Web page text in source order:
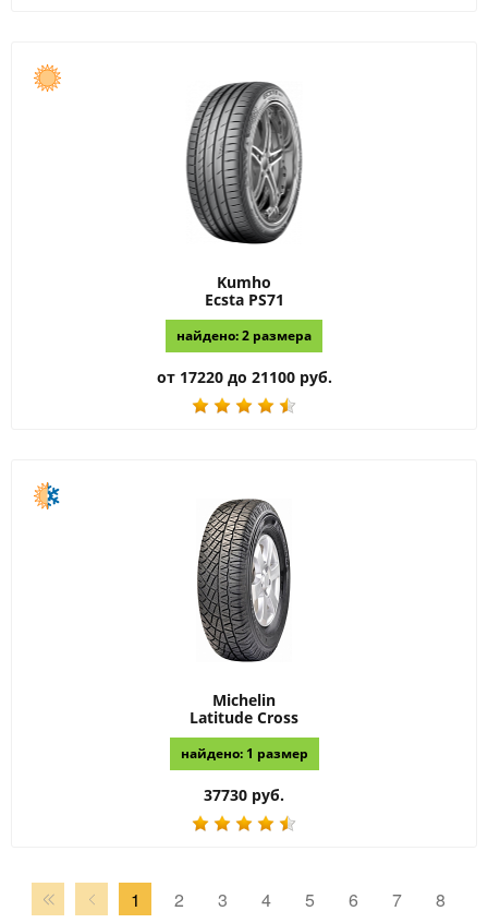
Kumho
Ecsta PS71
найдено: 2 размера
от 17220 до 21100 руб.
Michelin
Latitude Cross
найдено: 1 размер
37730 руб.
1 2 3 4 5 6 7 8